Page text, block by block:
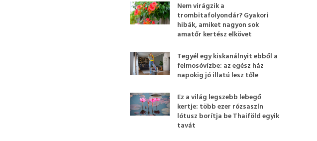
Nem virágzik a
trombitafolyondár? Gyakori
hibák, amiket nagyon sok
amatőr kertész elkövet
Tegyél egy kiskanálnyit ebből a
felmosóvízbe: az egész ház
napokig jó illatú lesz tőle
Ez a világ legszebb lebegő
kertje: több ezer rózsaszín
lótusz borítja be Thaiföld egyik
tavát